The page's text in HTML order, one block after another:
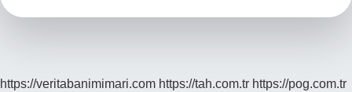
https://veritabanimimari.com https://tah.com.tr https://pog.com.tr